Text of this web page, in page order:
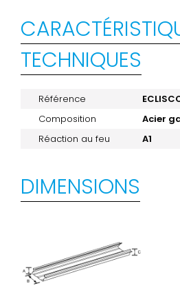
TECHNIQUES
Référence
Composition
Acier
Réaction au feu
A1
DIMENSIONS